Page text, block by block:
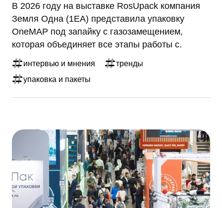
В 2026 году на выставке RosUpack компания
Земля Одна (1ЕА) представила упаковку
OneMAP под запайку с газозамещением,
которая объединяет все этапы работы с.
интервью и мнения
тренды
упаковка и пакеты